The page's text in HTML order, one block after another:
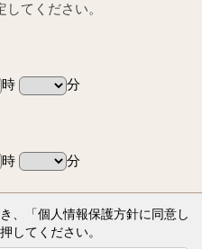
てください。
時
分
時 分
、「個人情報保護方針に同意し
してください。